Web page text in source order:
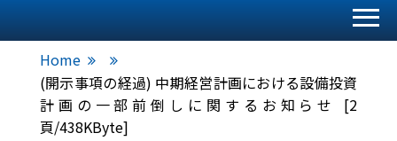
Home
(開示事項の経過) 中期経営計画における設備投資
計画の一部前倒しに関するお知らせ [2
頁/438KByte]